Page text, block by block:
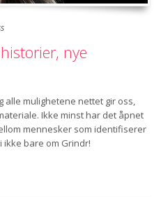
nye
alle mulighetene nettet gir oss,
Ikke minst har det åpnet
mennesker som identifiserer
ikke bare om Grindr!